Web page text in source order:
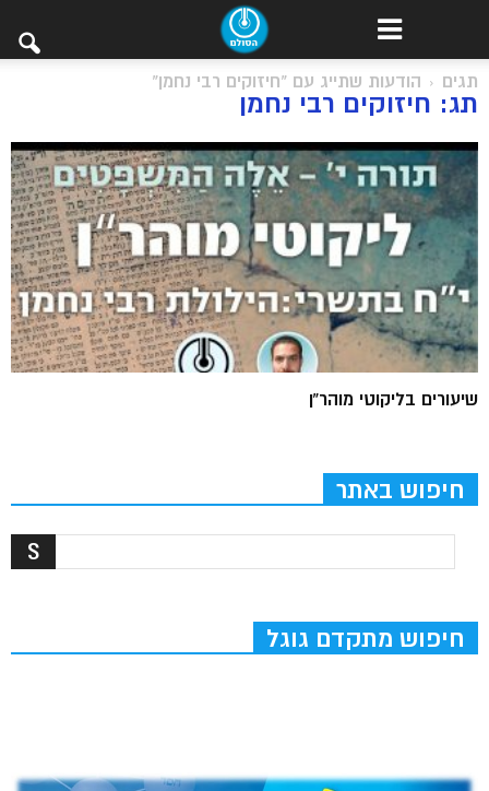
תגים הודעות שתייג עם "חיזוקים רבי נחמן"
תג: חיזוקים רבי נחמן
שיעורים בליקוטי מוהר”ן
חיפוש באתר
חיפוש מתקדם גוגל